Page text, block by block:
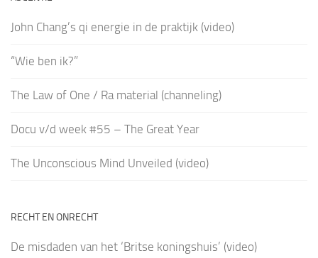
John Chang’s qi energie in de praktijk (video)
“Wie ben ik?”
The Law of One / Ra material (channeling)
Docu v/d week #55 – The Great Year
The Unconscious Mind Unveiled (video)
RECHT EN ONRECHT
De misdaden van het ‘Britse koningshuis’ (video)